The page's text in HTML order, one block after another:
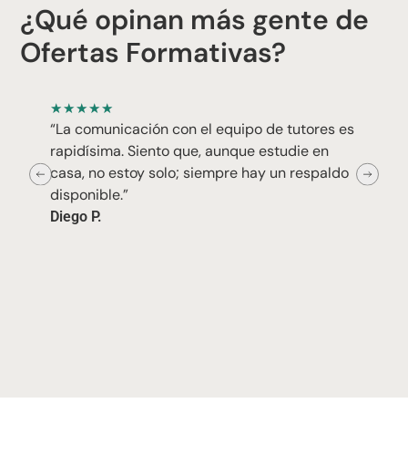
¿Qué opinan más gente de
Ofertas Formativas?
★★★★★
“La comunicación con el equipo de tutores es
rapidísima. Siento que, aunque estudie en
casa, no estoy solo; siempre hay un respaldo
disponible.”
Diego P.